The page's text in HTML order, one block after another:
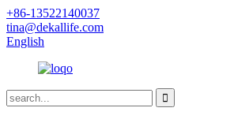
+86-13522140037
tina@dekallife.com
English